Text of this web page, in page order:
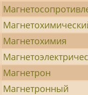
Магнетохимия
Магнетрон
Магнетронный